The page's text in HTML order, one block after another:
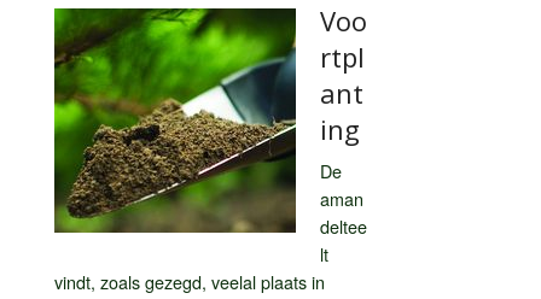
Voo
rtpl
ant
ing
De
aman
deltee
lt
vindt, zoals gezegd, veelal plaats in